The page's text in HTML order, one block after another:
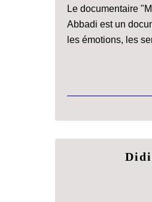
Le documentaire
Abbadi est un
les émotions, les